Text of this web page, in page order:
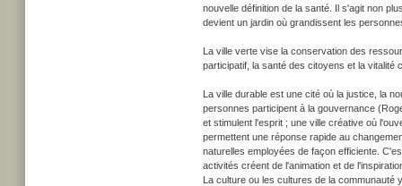
nouvelle définition de la santé. Il s'agit non
devient un jardin où grandissent les
La ville verte vise la conservation des
participatif, la santé des citoyens et la vitalité
La ville durable est une cité où la justice, la
personnes participent à la gouvernance
et stimulent l'esprit ; une ville créative où
permettent une réponse rapide au
naturelles employées de façon efficiente.
activités créent de l'animation et de
La culture ou les cultures de la